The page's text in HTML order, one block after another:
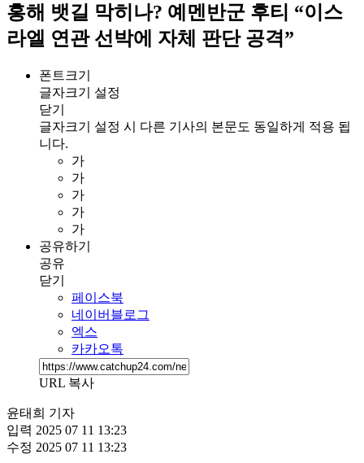
홍해 뱃길 막히나? 예멘반군 후티 “이스
라엘 연관 선박에 자체 판단 공격”
폰트크기
글자크기 설정
닫기
글자크기 설정 시 다른 기사의 본문도 동일하게 적용 됩
니다.
가
가
가
가
가
공유하기
공유
닫기
페이스북
네이버블로그
엑스
카카오톡
URL 복사
윤태희 기자
입력 2025 07 11 13:23
수정 2025 07 11 13:23